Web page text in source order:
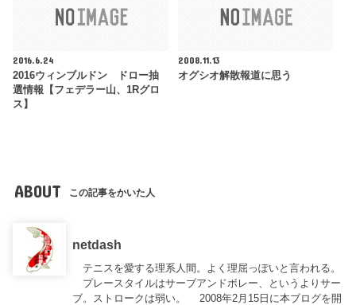
2016.6.24
2016ウィンブルドン ドロー抽
選情報【フェデラー山、1Rグロ
ス】
2008.11.13
オグシオ解散報道に思う
ABOUT この記事をかいた人
netdash
テニスを愛する理系人間。よく理屈っぽいと言われる。
プレースタイルはサーブアンドボレー、というよりサー
ブ。ストロークは弱い。 2008年2月15日に本ブログを開